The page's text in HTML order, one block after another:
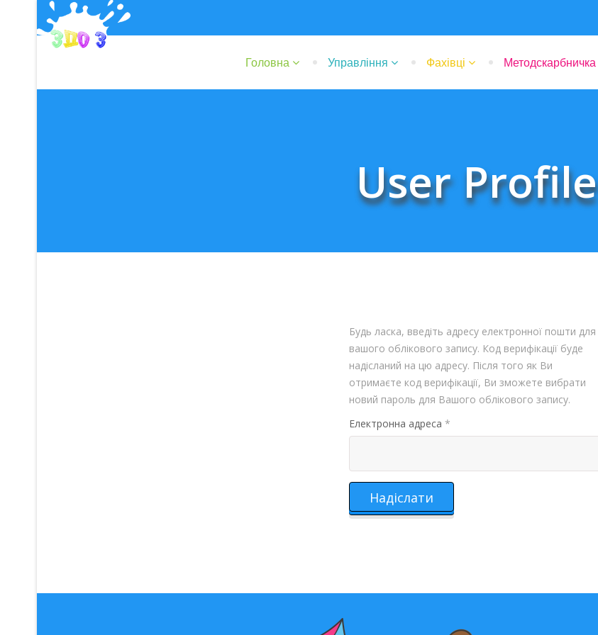
Головна Управління Фахівці Методскарбничка
User Profile
Будь ласка, введіть адресу електронної пошти для
вашого облікового запису. Код верифікації буде
надісланий на цю адресу. Після того як Ви
отримаєте код верифікації, Ви зможете вибрати
новий пароль для Вашого облікового запису.
Електронна адреса *
Надіслати